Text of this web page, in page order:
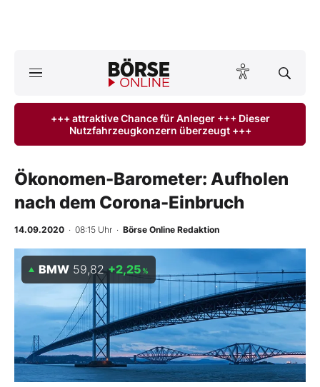
Anlageprodukte
Abo & Shop
Experten
Mein B:O
Mein Konto
+++ attraktive Chance für Anleger +++ Dieser
Nutzfahrzeugkonzern überzeugt +++
Ökonomen-Barometer: Aufholen
nach dem Corona-Einbruch
14.09.2020 · 08:15 Uhr · Börse Online Redaktion
BMW 59,82 +2,25 %